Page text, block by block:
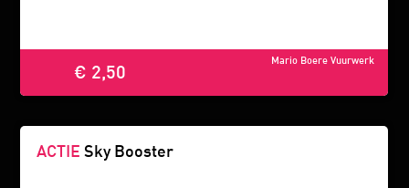
Mario Boere Vuurwerk
€ 2,50
ACTIE Sky Booster